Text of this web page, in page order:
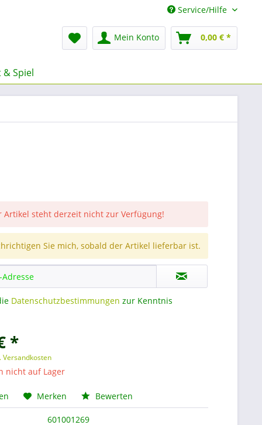
Service/Hilfe
Mein Konto 0,00 € *
Spiel
Artikel steht derzeit nicht zur Verfügung!
Sie mich, sobald der Artikel lieferbar ist.
Datenschutzbestimmungen zur Kenntnis
*
Versandkosten
nicht auf Lager
Merken Bewerten
601001269